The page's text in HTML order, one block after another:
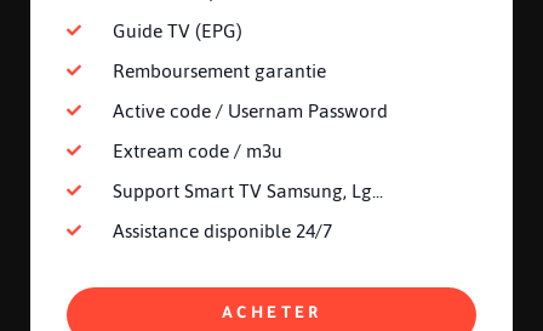
Guide TV (EPG)
Remboursement garantie
Active code / Usernam Password
Extream code / m3u
Support Smart TV Samsung, Lg...
Assistance disponible 24/7
ACHETER